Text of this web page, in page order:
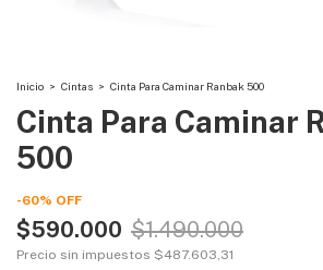
Inicio > Cintas > Cinta Para Caminar Ranbak 500
Cinta Para Caminar
500
-60% OFF
$590.000 $1.490.000
Precio sin impuestos $487.603,31